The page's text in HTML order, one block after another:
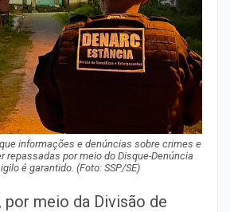
informações e denúncias sobre crimes e
repassadas por meio do Disque-Denúncia
é garantido. (Foto: SSP/SE)
por meio da Divisão de